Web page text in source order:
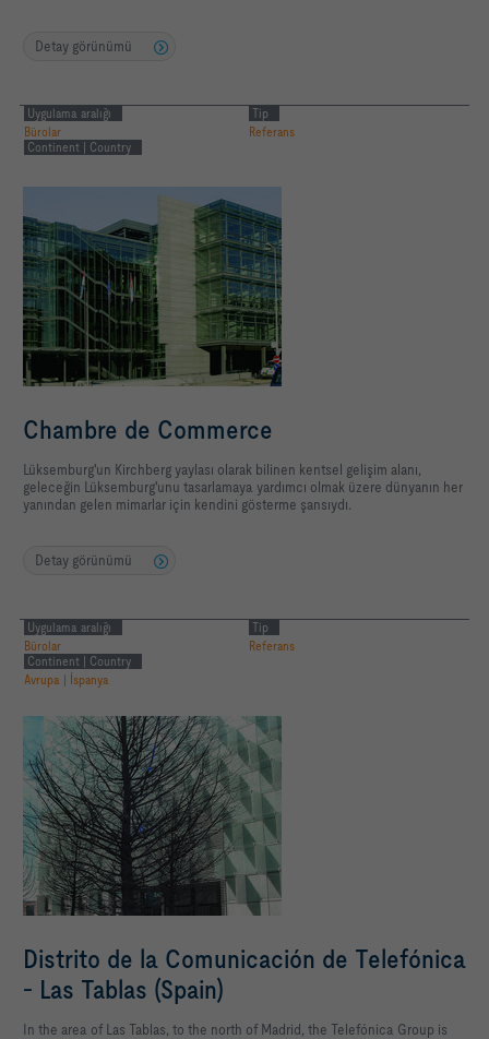
Detay görünümü
Uygulama aralığı
Bürolar
Tip
Referans
Continent | Country
Chambre de Commerce
Lüksemburg'un Kirchberg yaylası olarak bilinen kentsel gelişim alanı,
geleceğin Lüksemburg'unu tasarlamaya yardımcı olmak üzere dünyanın her
yanından gelen mimarlar için kendini gösterme şansıydı.
Detay görünümü
Uygulama aralığı
Bürolar
Tip
Referans
Continent | Country
Avrupa | İspanya
Distrito de la Comunicación de Telefónica
- Las Tablas (Spain)
In the area of Las Tablas, to the north of Madrid, the Telefónica Group is